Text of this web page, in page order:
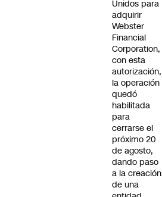
Unidos para
adquirir
Webster
Financial
Corporation,
con esta
autorización,
la operación
quedó
habilitada
para
cerrarse el
próximo 20
de agosto,
dando paso
a la creación
de una